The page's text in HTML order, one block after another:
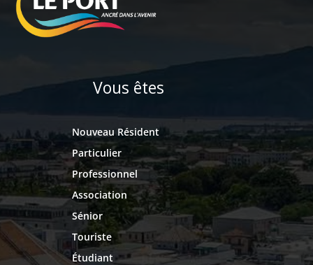
Vous êtes
Nouveau Résident
Particulier
Professionnel
Association
Sénior
Touriste
Étudiant